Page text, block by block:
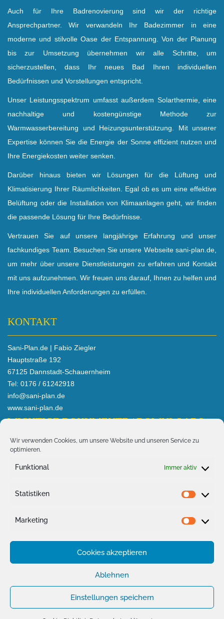
Wir verwenden Cookies, um unsere Website und unseren Service zu
optimieren.
Funktional Immer aktiv
Statistiken
Marketing
Cookies akzeptieren
Ablehnen
Einstellungen speichern
Auch für Ihre Badrenovierung sind wir der richtige
Ansprechpartner. Wir verwandeln Ihr Badezimmer in eine
moderne und stilvolle Oase der Entspannung. Von der Planung
bis zur Umsetzung übernehmen wir alle Schritte, um
sicherzustellen, dass Ihr neues Bad Ihren individuellen
Bedürfnissen und Vorstellungen entspricht.
Unser Leistungsspektrum umfasst außerdem Solarthermie, eine
nachhaltige und kostengünstige Methode zur
Warmwasserbereitung und Heizungsunterstützung. Mit unserer
Expertise können Sie die Energie der Sonne effizient nutzen und
Ihre Energiekosten weiter senken.
Darüber hinaus bieten wir Lösungen für die Lüftung und
Klimatisierung Ihrer Räumlichkeiten. Egal ob es um eine effektive
Belüftung oder die Installation von Klimaanlagen geht, wir finden
die passende Lösung für Ihre Bedürfnisse.
Vertrauen Sie auf unsere langjährige Erfahrung und unser
fachkundiges Team. Besuchen Sie unsere Webseite sani-plan.de,
um mehr über unsere Dienstleistungen zu erfahren und Kontakt
mit uns aufzunehmen. Wir freuen uns darauf, Ihnen zu helfen und
Ihre individuellen Anforderungen zu erfüllen.
KONTAKT
Sani-Plan.de | Fabio Ziegler
Hauptstraße 192
67125 Dannstadt-Schauernheim
Tel: 0176 / 61242918
info@sani-plan.de
www.sani-plan.de
WICHTIGE DOKUMENTE / DOWNLOADS
> AKTUELLES
Aufheizprotokoll für Fußbodenheizung
Abdrückprotokoll für Gas
INFOS
Datenschutzerklärung